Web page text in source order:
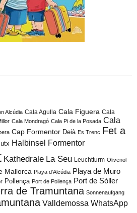
Alcúdia Cala Agulla Cala Figuera Cala
Cala Mondragó Cala Pi de la Posada Cala
Cap Formentor Deià Es Trenc Fet a
Halbinsel Formentor
Kathedrale La Seu Leuchtturm Olivenöl
Mallorca Playa d'Alcúdia Playa de Muro
Pollença Port de Pollença Port de Sóller
de Tramuntana Sonnenaufgang
Valldemossa WhatsApp